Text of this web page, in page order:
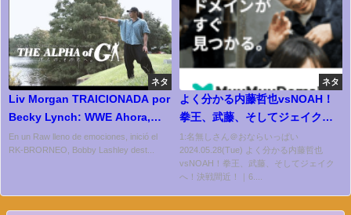
ネタ
Liv Morgan TRAICIONADA por
Becky Lynch: WWE Ahora,
Dec 6, 2021
En un Raw lleno de emociones, inició el
RK-BRORNEO, Bobby Lashley dest...
ネタ
よく分かる内藤哲也vsNOAH！
拳王、武藤、そしてジェイク
へ！決戦間近！｜6.15 ALL
TOGETHER ABEMA PPVで独占
生中継！
1:名無しさん＠おならいっぱい
2024.05.28(Tue) よく分かる内藤哲也
vsNOAH！拳王、武藤、そしてジェイク
へ！決戦間近！｜6....